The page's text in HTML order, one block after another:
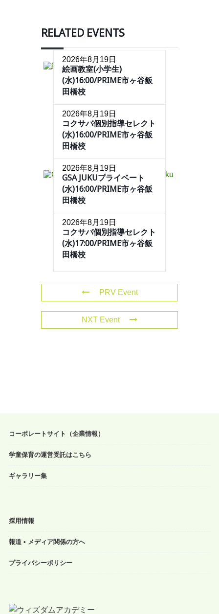
RELATED EVENTS
2026年8月19日
絵画教室(小学生)
(水)16:00/PRIME市ヶ谷飯
田橋校
2026年8月19日
コクサバ個別指導セレクト
(水)16:00/PRIME市ヶ谷飯
田橋校
2026年8月19日
GSA JUKUプライベート
(水)16:00/PRIME市ヶ谷飯
田橋校
2026年8月19日
コクサバ個別指導セレクト
(水)17:00/PRIME市ヶ谷飯
田橋校
PRV Event
NXT Event
コーポレートサイト（企業情報）
学童保育の運営受託はこちら
ギャラリー集
採用情報
報道 • メディア関係の方へ
プライバシーポリシー